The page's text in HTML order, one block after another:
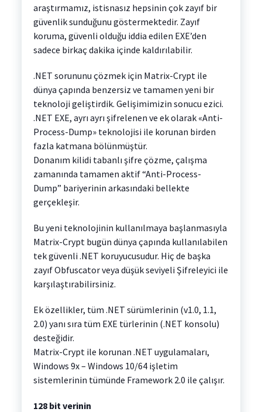
araştırmamız, istisnasız hepsinin çok zayıf bir
güvenlik sunduğunu göstermektedir. Zayıf
koruma, güvenli olduğu iddia edilen EXE’den
sadece birkaç dakika içinde kaldırılabilir.
.NET sorununu çözmek için Matrix-Crypt ile
dünya çapında benzersiz ve tamamen yeni bir
teknoloji geliştirdik. Gelişimimizin sonucu ezici.
.NET EXE, ayrı ayrı şifrelenen ve ek olarak «Anti-
Process-Dump» teknolojisi ile korunan birden
fazla katmana bölünmüştür.
Donanım kilidi tabanlı şifre çözme, çalışma
zamanında tamamen aktif “Anti-Process-
Dump” bariyerinin arkasındaki bellekte
gerçekleşir.
Bu yeni teknolojinin kullanılmaya başlanmasıyla
Matrix-Crypt bugün dünya çapında kullanılabilen
tek güvenli .NET koruyucusudur. Hiç de başka
zayıf Obfuscator veya düşük seviyeli Şifreleyici ile
karşılaştırabilirsiniz.
Ek özellikler, tüm .NET sürümlerinin (v1.0, 1.1,
2.0) yanı sıra tüm EXE türlerinin (.NET konsolu)
desteğidir.
Matrix-Crypt ile korunan .NET uygulamaları,
Windows 9x – Windows 10/64 işletim
sistemlerinin tümünde Framework 2.0 ile çalışır.
128 bit verinin